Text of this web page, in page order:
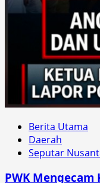
Berita Utama
Daerah
Seputar
PWK